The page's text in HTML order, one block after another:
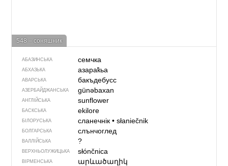
548 – соняшник
АБАЗИНСЬКА семчка
АБХАЗЬКА азараҟьа
АВАРСЬКА бакъдебусс
АЗЕРБАЙДЖАНСЬКА günəbaxan
АНГЛІЙСЬКА sunflower
БАСКСЬКА ekilore
БІЛОРУСЬКА сланечнік• słaniečnik
БОЛГАРСЬКА слънчоглед
ВАЛЛІЙСЬКА ?
ВЕРХНЬОЛУЖИЦЬКА słónčnica
ВІРМЕНСЬКА արևածաղիկ